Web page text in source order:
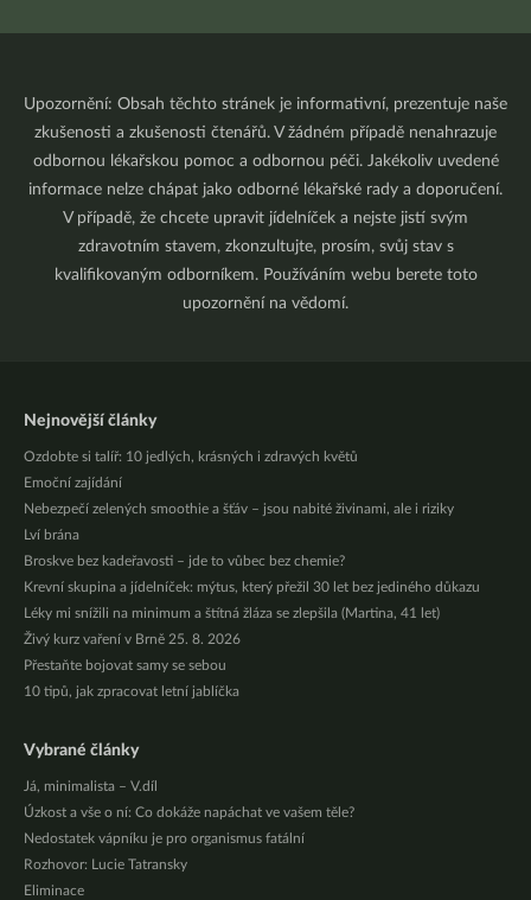
Upozornění: Obsah těchto stránek je informativní, prezentuje naše
zkušenosti a zkušenosti čtenářů. V žádném případě nenahrazuje
odbornou lékařskou pomoc a odbornou péči. Jakékoliv uvedené
informace nelze chápat jako odborné lékařské rady a doporučení.
V případě, že chcete upravit jídelníček a nejste jistí svým
zdravotním stavem, zkonzultujte, prosím, svůj stav s
kvalifikovaným odborníkem. Používáním webu berete toto
upozornění na vědomí.
Nejnovější články
Ozdobte si talíř: 10 jedlých, krásných i zdravých květů
Emoční zajídání
Nebezpečí zelených smoothie a šťáv – jsou nabité živinami, ale i riziky
Lví brána
Broskve bez kadeřavosti – jde to vůbec bez chemie?
Krevní skupina a jídelníček: mýtus, který přežil 30 let bez jediného důkazu
Léky mi snížili na minimum a štítná žláza se zlepšila (Martina, 41 let)
Živý kurz vaření v Brně 25. 8. 2026
Přestaňte bojovat samy se sebou
10 tipů, jak zpracovat letní jablíčka
Vybrané články
Já, minimalista – V.díl
Úzkost a vše o ní: Co dokáže napáchat ve vašem těle?
Nedostatek vápníku je pro organismus fatální
Rozhovor: Lucie Tatransky
Eliminace